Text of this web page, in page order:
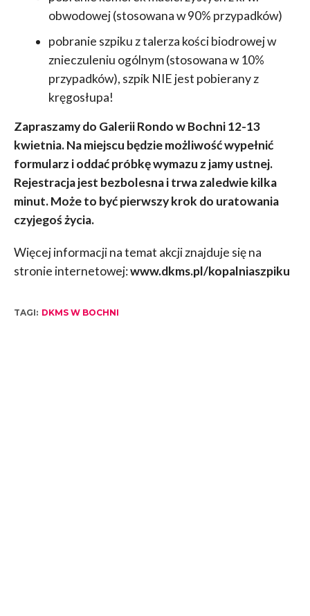
obwodowej (stosowana w 90% przypadków)
pobranie szpiku z talerza kości biodrowej w
znieczuleniu ogólnym (stosowana w 10%
przypadków), szpik NIE jest pobierany z
kręgosłupa!
Zapraszamy do Galerii Rondo w Bochni 12-13
kwietnia. Na miejscu będzie możliwość wypełnić
formularz i oddać próbkę wymazu z jamy ustnej.
Rejestracja jest bezbolesna i trwa zaledwie kilka
minut. Może to być pierwszy krok do uratowania
czyjegoś życia.
Więcej informacji na temat akcji znajduje się na
stronie internetowej:www.dkms.pl/kopalniaszpiku
TAGI: DKMS W BOCHNI